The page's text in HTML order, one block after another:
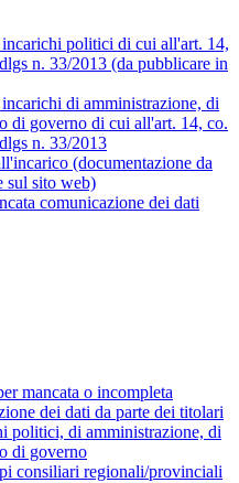
politici di cui all'art. 14,
n. 33/2013 (da pubblicare in
di amministrazione, di
di governo di cui all'art. 14, co.
n. 33/2013
(documentazione da
sul sito web)
comunicazione dei dati
mancata o incompleta
dei dati da parte dei titolari
politici, di amministrazione, di
di governo
consiliari regionali/provinciali